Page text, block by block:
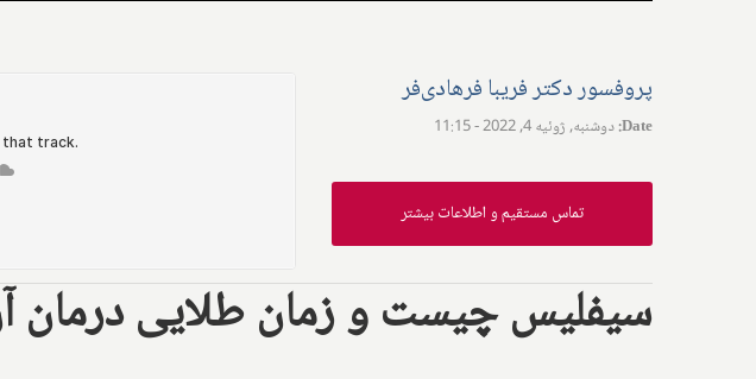
پروفسور دکتر فریبا فرهادی‌فر
Date
:دوشنبه, ژوئیه 4, 2022 - 11:15
تماس مستقیم و اطلاعات بیشتر
سیفلیس چیست و زمان طلایی